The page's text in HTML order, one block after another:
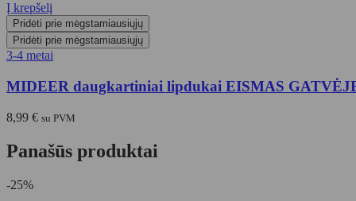
Į krepšelį
Pridėti prie mėgstamiausiųjų
Pridėti prie mėgstamiausiųjų
3-4 metai
MIDEER daugkartiniai lipdukai EISMAS
8,99 € su PVM
Panašūs produktai
-25%